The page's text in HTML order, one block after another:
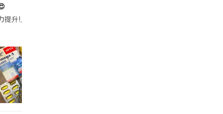
帶的行動電源機身已標示「10000mAh」，卻仍被要求當場丟
提升!｣ 長時間對住電腦､剪片寫稿,成日覺得眼睛乾澀､腦袋好似｢斷